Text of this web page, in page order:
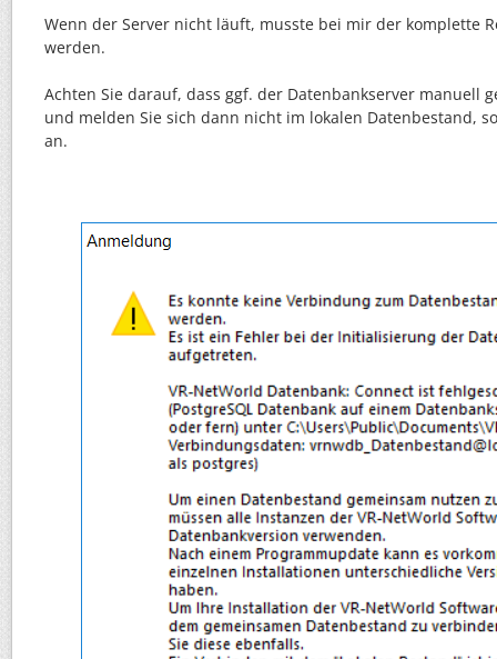
Wenn der Server nicht läuft, musste bei mir der komplette
werden.
Achten Sie darauf, dass ggf. der Datenbankserver manuell
und melden Sie sich dann nicht im lokalen Datenbestand,
an.